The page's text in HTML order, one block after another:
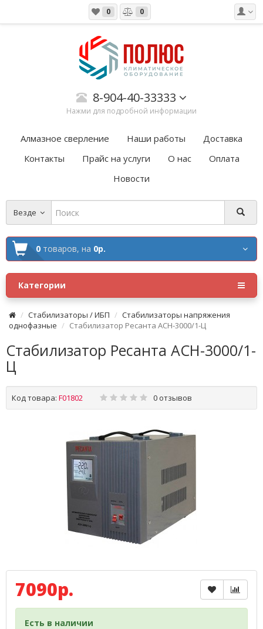
0 0
8-904-40-33333
Нажми для подробной информации
Алмазное сверление Наши работы
Доставка
Контакты
Прайс на услуги О нас
Оплата
Новости
Везде
0 товаров, на 0р.
Категории
Стабилизаторы / ИБП
Стабилизаторы напряжения
однофазные
Стабилизатор Ресанта АСН-3000/1-Ц
Стабилизатор Ресанта АСН-3000/1-
Ц
Код товара: F01802 0 отзывов
7090р.
Есть в наличии